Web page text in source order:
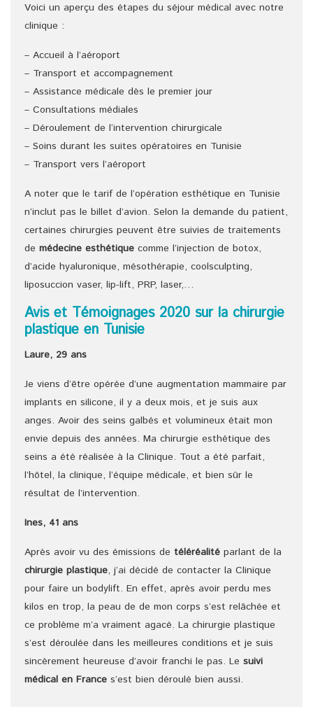
Voici un aperçu des étapes du séjour médical avec notre
clinique :
– Accueil à l’aéroport
– Transport et accompagnement
– Assistance médicale dès le premier jour
– Consultations médiales
– Déroulement de l‘intervention chirurgicale
– Soins durant les suites opératoires en Tunisie
– Transport vers l’aéroport
A noter que le tarif de l’opération esthétique en Tunisie
n’inclut pas le billet d’avion. Selon la demande du patient,
certaines chirurgies peuvent être suivies de traitements
de médecine esthétique comme l’injection de botox,
d’acide hyaluronique, mésothérapie, coolsculpting,
liposuccion vaser, lip-lift, PRP, laser,…
Avis et Témoignages 2020 sur la chirurgie
plastique en Tunisie
Laure, 29 ans
Je viens d’être opérée d’une augmentation mammaire par
implants en silicone, il y a deux mois, et je suis aux
anges. Avoir des seins galbés et volumineux était mon
envie depuis des années. Ma chirurgie esthétique des
seins a été réalisée à la Clinique. Tout a été parfait,
l’hôtel, la clinique, l’équipe médicale, et bien sûr le
résultat de l’intervention.
Ines, 41 ans
Après avoir vu des émissions de téléréalité parlant de la
chirurgie plastique, j’ai décidé de contacter la Clinique
pour faire un bodylift. En effet, après avoir perdu mes
kilos en trop, la peau de de mon corps s’est relâchée et
ce problème m’a vraiment agacé. La chirurgie plastique
s’est déroulée dans les meilleures conditions et je suis
sincèrement heureuse d’avoir franchi le pas. Le suivi
médical en France s’est bien déroulé bien aussi.